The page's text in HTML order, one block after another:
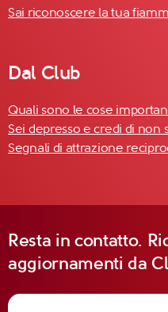
Sai riconoscere la tua
Dal Club
Quali sono le cose
Sei depresso e credi di non
Segnali di attrazione
Resta in contatto.
aggiornamenti da